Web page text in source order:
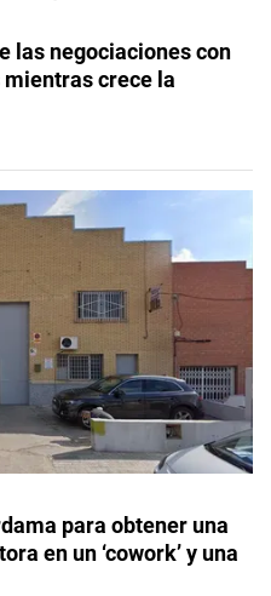
las negociaciones con
mientras crece la
para obtener una
en un ‘cowork’ y una